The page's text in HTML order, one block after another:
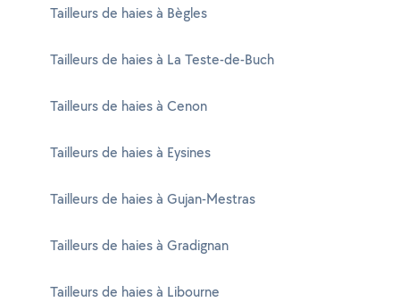
Tailleurs de haies à Bègles
Tailleurs de haies à La Teste-de-Buch
Tailleurs de haies à Cenon
Tailleurs de haies à Eysines
Tailleurs de haies à Gujan-Mestras
Tailleurs de haies à Gradignan
Tailleurs de haies à Libourne